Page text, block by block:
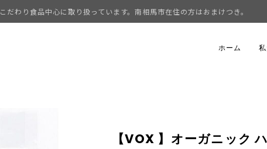
こだわり食品中心に取り扱っています。南相馬市在住の方はおまけつき。
ホーム
【VOX 】オーガニック